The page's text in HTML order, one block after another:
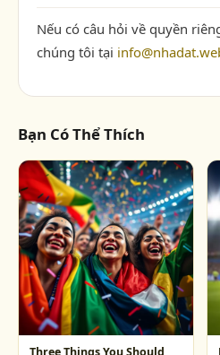
Nếu có câu hỏi về quyền
chúng tôi tại
Bạn Có Thể Thích
Three Things You Should